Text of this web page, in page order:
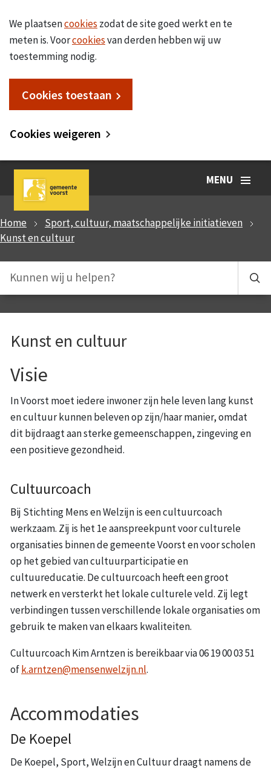
We plaatsencookies zodat de site goed werkt en te
meten is. Voorcookiesvan derden hebben wij uw
toestemming nodig.
Cookies toestaan
Cookies weigeren
MENU
Home
Sport, cultuur, maatschappelijke initiatieven
Kunst en cultuur
Kunst en cultuur
Visie
In Voorst moet iedere inwoner zijn hele leven lang kunst
en cultuur kunnen beleven op zijn/haar manier, omdat
dit bijdraagt aan sterke gemeenschappen, zingeving en
een positieve gezondheid.
Cultuurcoach
Bij Stichting Mens en Welzijn is een cultuurcoach
werkzaam. Zij is het 1e aanspreekpunt voor culturele
organisaties binnen de gemeente Voorst en voor scholen
op het gebied van cultuurparticipatie en
cultuureducatie. De cultuurcoach heeft een groot
netwerk en versterkt het lokale culturele veld. Zij legt
verbindingen tussen verschillende lokale organisaties om
gebruik te maken van elkaars kwaliteiten.
Cultuurcoach Kim Arntzen is bereikbaar via 06 19 00 03 51
ofk.arntzen@mensenwelzijn.nl.
Accommodaties
De Koepel
De Koepel, Sport, Welzijn en Cultuur draagt namens de